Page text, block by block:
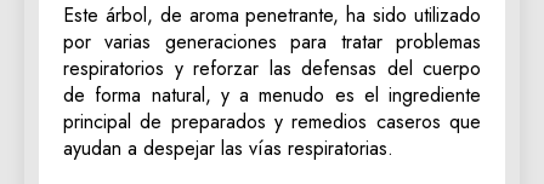
Este árbol, de aroma penetrante, ha sido utilizado
por varias generaciones para tratar problemas
respiratorios y reforzar las defensas del cuerpo
de forma natural, y a menudo es el ingrediente
principal de preparados y remedios caseros que
ayudan a despejar las vías respiratorias.